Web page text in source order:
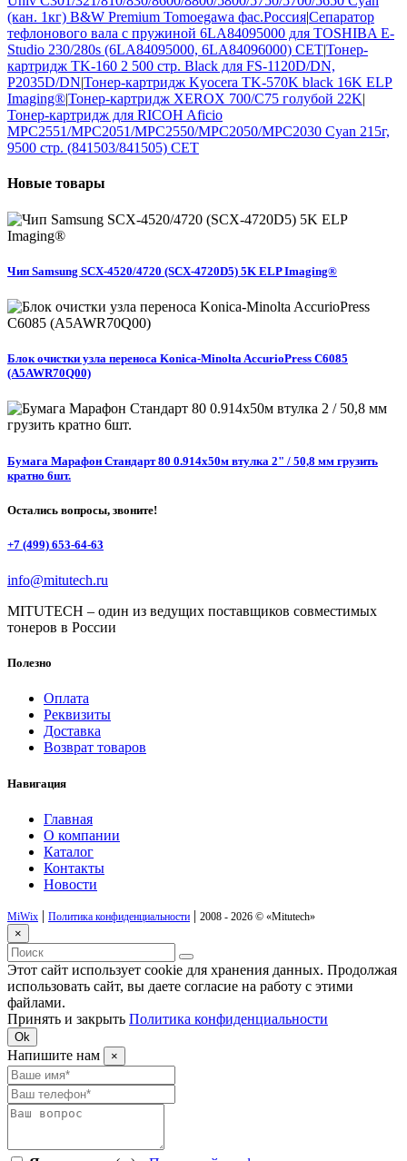
(кан. 1кг) B&W Premium Tomoegawa фас.Россия|Сепаратор
тефлонового вала с пружиной 6LA84095000 для TOSHIBA E-
Studio 230/280s (6LA84095000, 6LA84096000) CET|Тонер-
картридж TK-160 2 500 стр. Black для FS-1120D/DN,
P2035D/DN|Тонер-картридж Kyocera TK-570K black 16K ELP
Imaging®|Тонер-картридж XEROX 700/C75 голубой 22K|
Тонер-картридж для RICOH Aficio
MPC2551/MPC2051/MPC2550/MPC2050/MPC2030 Cyan 215г,
9500 стр. (841503/841505) CET
Новые товары
Чип Samsung SCX-4520/4720 (SCX-4720D5) 5K ELP Imaging®
Блок очистки узла переноса Konica-Minolta AccurioPress C6085
(A5AWR70Q00)
Бумага Марафон Стандарт 80 0.914х50м втулка 2" / 50,8 мм грузить
кратно 6шт.
Остались вопросы, звоните!
+7 (499) 653-64-63
info@mitutech.ru
MITUTECH – один из ведущих поставщиков совместимых
тонеров в России
Полезно
Оплата
Реквизиты
Доставка
Возврат товаров
Навигация
Главная
О компании
Каталог
Контакты
Новости
MiWix | Политика конфиденциальности | 2008 - 2026 © «Mitutech»
×
Этот сайт использует cookie для хранения данных. Продолжая
использовать сайт, вы даете согласие на работу с этими
файлами.
Принять и закрыть Политика конфиденциальности
Ok
Напишите нам ×